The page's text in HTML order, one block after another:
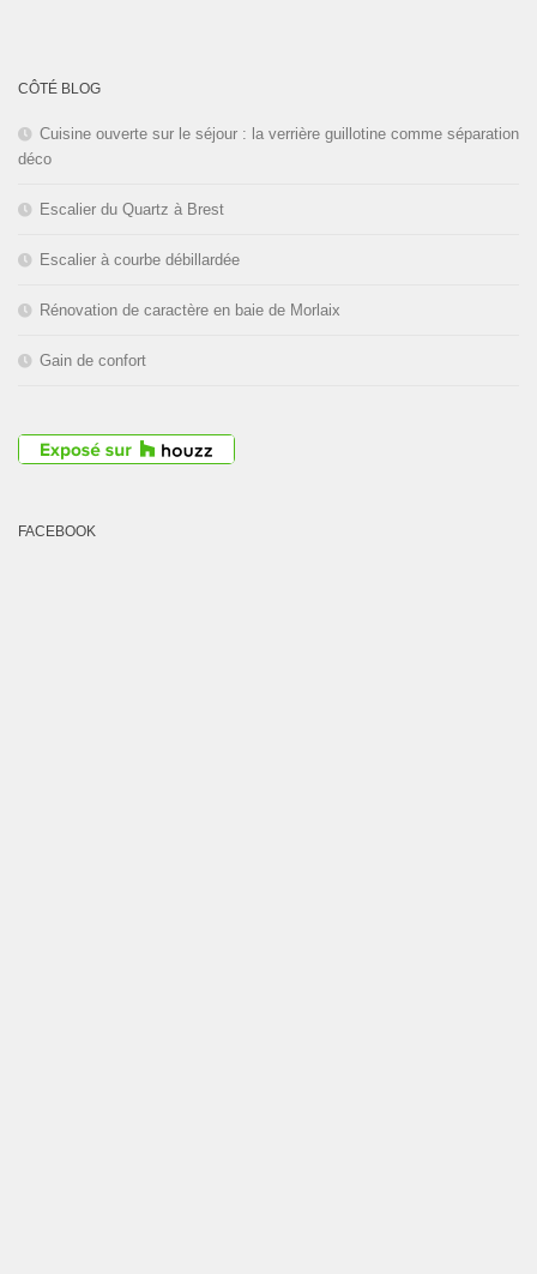
congés d'été du
CÔTÉ BLOG
Cuisine ouverte sur le séjour : la verrière guillotine comme séparation
déco
Escalier du Quartz à Brest
Escalier à courbe débillardée
Rénovation de caractère en baie de Morlaix
Gain de confort
FACEBOOK